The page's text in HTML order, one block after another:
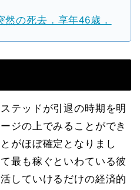
の死去．享年46歳．
テッドが引退の時期を明
ジの上でみることができ
がほぼ確定となりまし
最も稼ぐといわている彼
していけるだけの経済的